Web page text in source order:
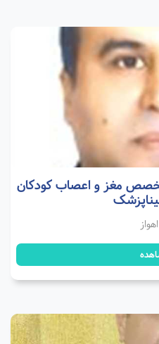
مغز و اعصاب کودکان
اهواز